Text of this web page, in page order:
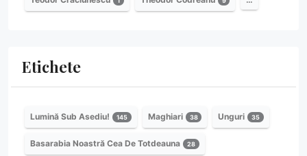
Etichete
Lumină Sub Asediu! 145 Maghiari 38 Unguri 35
Basarabia Noastră Cea De Totdeauna 28